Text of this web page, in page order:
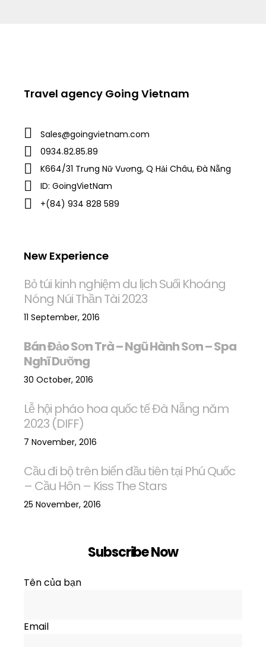
Travel agency Going Vietnam
Sales@goingvietnam.com
0934.82.85.89
K664/31 Trưng Nữ Vương, Q Hải Châu, Đà Nẵng
ID: GoingVietNam
+(84) 934 828 589
New Experience
Bỏ túi kinh nghiệm du lịch Suối Khoáng
Nóng Núi Thần Tài 2023
11 September, 2016
Bán Đảo Sơn Trà – Ngũ Hành Sơn – Spa
Nghĩ Dưỡng
30 October, 2016
Lễ hội pháo hoa quốc tế Đà Nẵng năm
2023 (DIFF)
7 November, 2016
Cầu đi bộ trên biển đầu tiên tại Phú Quốc
– Cầu Hôn – Kiss The Stars
25 November, 2016
Subscribe Now
Tên của bạn
Email